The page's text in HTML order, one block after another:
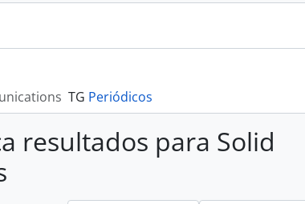
TG Periódicos
resultados para Solid